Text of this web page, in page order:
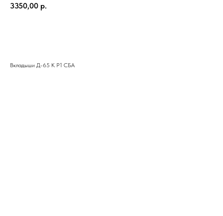
3350,00 р.
Вкладыши Д-65 К Р1 СБА